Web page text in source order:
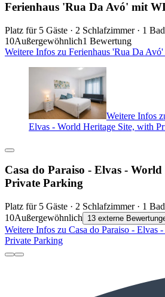
Ferienhaus 'Rua Da Avó' mit
Platz für 5 Gäste · 2 Schlafzimmer · 1
10Außergewöhnlich1 Bewertung
Weitere Infos zu Ferienhaus 'Rua Da
Weitere Infos
Elvas - World Heritage Site, with
Casa do Paraiso - Elvas -
Private Parking
Platz für 5 Gäste · 2 Schlafzimmer · 1
10Außergewöhnlich 13 externe
Weitere Infos zu Casa do Paraiso - Elvas
Private Parking